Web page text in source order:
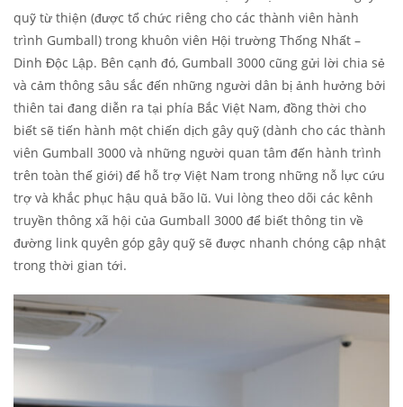
quỹ từ thiện (được tổ chức riêng cho các thành viên hành
trình Gumball) trong khuôn viên Hội trường Thống Nhất –
Dinh Độc Lập. Bên cạnh đó, Gumball 3000 cũng gửi lời chia sẻ
và cảm thông sâu sắc đến những người dân bị ảnh hưởng bởi
thiên tai đang diễn ra tại phía Bắc Việt Nam, đồng thời cho
biết sẽ tiến hành một chiến dịch gây quỹ (dành cho các thành
viên Gumball 3000 và những người quan tâm đến hành trình
trên toàn thế giới) để hỗ trợ Việt Nam trong những nỗ lực cứu
trợ và khắc phục hậu quả bão lũ. Vui lòng theo dõi các kênh
truyền thông xã hội của Gumball 3000 để biết thông tin về
đường link quyên góp gây quỹ sẽ được nhanh chóng cập nhật
trong thời gian tới.